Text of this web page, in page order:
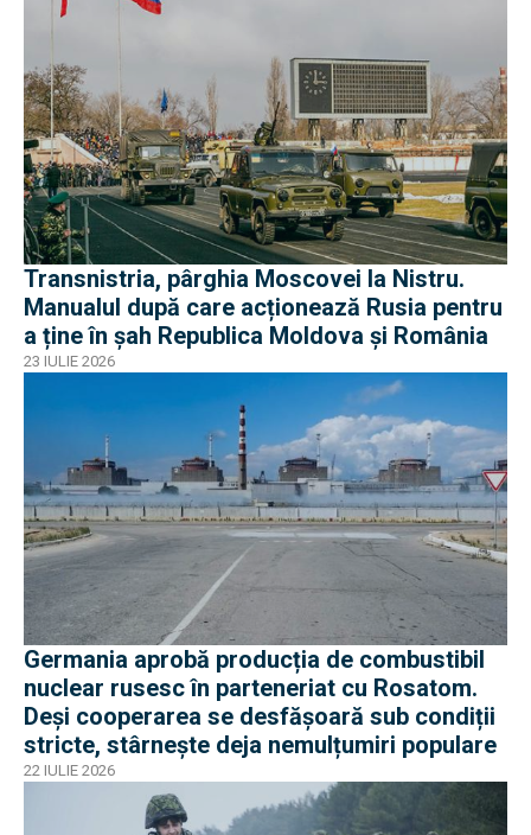
Transnistria, pârghia Moscovei la Nistru.
Manualul după care acționează Rusia pentru
a ține în șah Republica Moldova și România
23 IULIE 2026
Germania aprobă producția de combustibil
nuclear rusesc în parteneriat cu Rosatom.
Deși cooperarea se desfășoară sub condiții
stricte, stârnește deja nemulțumiri populare
22 IULIE 2026